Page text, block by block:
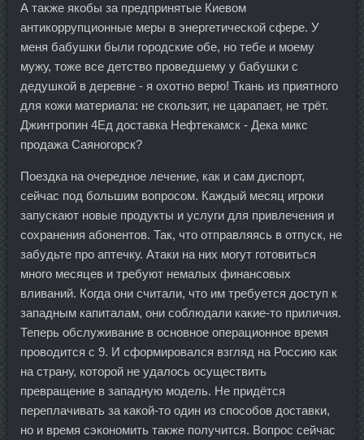
А также якобы за предпринятые Киевом
антикоррупционные меры в энергетической сфере. У
меня бабушки были городские обе, но тебе и моему
мужу, тоже все детство проведшему у бабушки с
дедушкой в деревне - я охотно верю! Ткань из приятного
для кожи материала: не скользит, не царапает, не трёт.
Джинтропин 4Ед доставка Нефтекамск - Дека микс
продажа Саяногорск?
Поездка на очередное лечение, как и сам диспорт,
сейчас под большим вопросом. Каждый месяц игроки
запускают новые продукты и услуги для привлечения и
сохранения абонентов. Так, что отправляясь в отпуск, не
забудьте про аптечку. Атаки на них могут готовиться
много месяцев и требуют немалых финансовых
вливаний. Когда они считали, что им требуется доступ к
западным капиталам, они соблюдали какие-то приличия.
Теперь обслуживание в основное операционное время
проводится с 9. И сформировался взгляд на Россию как
на страну, которой не удалось осуществить
превращение в западную модель. Не придётся
переплачивать за какой-то один из способов доставки,
но и время сэкономить также получится. Вопрос сейчас